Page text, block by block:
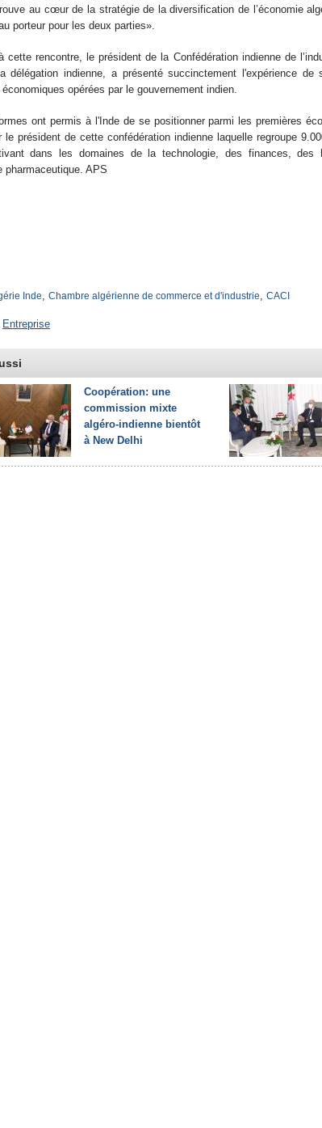
au cœur de la stratégie de la diversification de l’économie
porteur pour les deux parties».
cette rencontre, le président de la Confédération indienne de
délégation indienne, a présenté succinctement l'expérience
opérées par le gouvernement indien.
ont permis à l'Inde de se positionner parmi les premières
le président de cette confédération indienne laquelle regroupe
dans les domaines de la technologie, des finances, des
pharmaceutique. APS
Inde, Chambre algérienne de commerce et d'industrie, CACI
Entreprise
Coopération: une
commission mixte
algéro-indienne bientôt
à New Delhi